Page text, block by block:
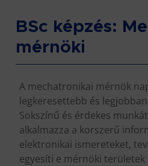
BSc képzés:
mérnöki
A mechatronikai mérnök
legkeresettebb és
Sokszínű és érdekes
alkalmazza a korszerű
elektronikai ismereteket,
egyesíti e mérnöki területek